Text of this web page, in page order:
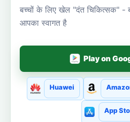
बच्चों के लिए खेल "दंत चिकित्सक" -
आपका स्वागत है
Play on
Huawei
App